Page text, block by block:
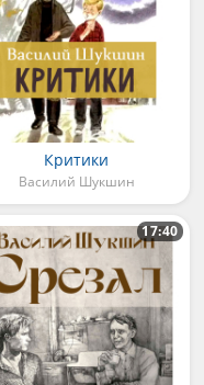
Критики
Василий Шукшин
17:40